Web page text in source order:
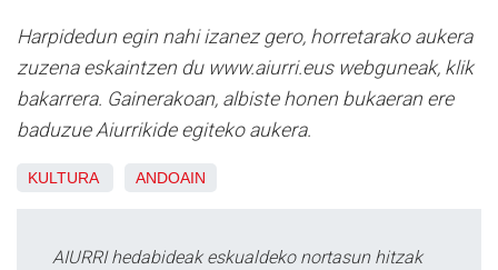
Harpidedun egin nahi izanez gero, horretarako aukera
zuzena eskaintzen du www.aiurri.eus webguneak, klik
bakarrera. Gainerakoan, albiste honen bukaeran ere
baduzue Aiurrikide egiteko aukera.
KULTURA ANDOAIN
AIURRI hedabideak eskualdeko nortasun hitzak